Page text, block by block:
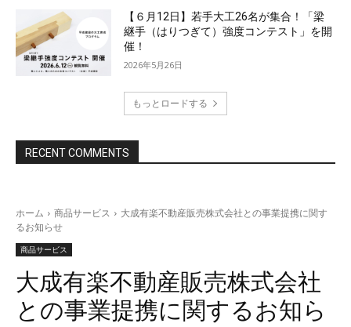
【６月12日】若手大工26名が集合！「梁
継手（はりつぎて）強度コンテスト」を開
催！
2026年5月26日
もっとロードする
RECENT COMMENTS